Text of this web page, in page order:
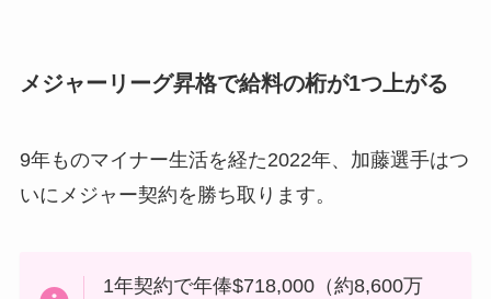
メジャーリーグ昇格で給料の桁が1つ上がる
9年ものマイナー生活を経た2022年、加藤選手はつ
いにメジャー契約を勝ち取ります。
1年契約で年俸$718,000（約8,600万